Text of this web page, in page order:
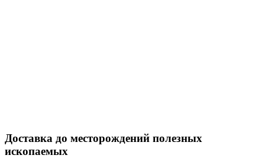
Доставка до месторождений полезных
ископаемых